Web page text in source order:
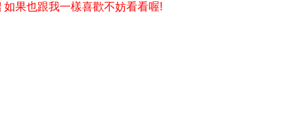
果也跟我一樣喜歡不妨看看喔!